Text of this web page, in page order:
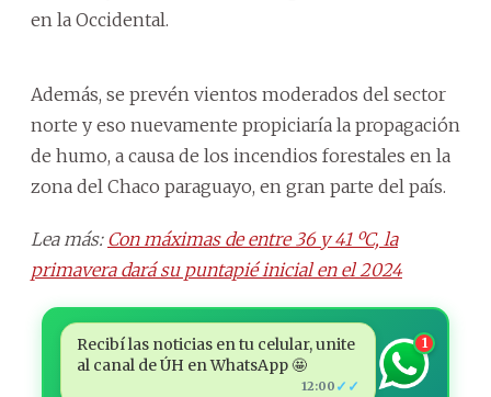
en la Occidental.
Además, se prevén vientos moderados del sector
norte y eso nuevamente propiciaría la propagación
de humo, a causa de los incendios forestales en la
zona del Chaco paraguayo, en gran parte del país.
Lea más: Con máximas de entre 36 y 41 ºC, la
primavera dará su puntapié inicial en el 2024
Recibí las noticias en tu celular, unite
al canal de ÚH en WhatsApp 🤩
12:00 ✓✓
1